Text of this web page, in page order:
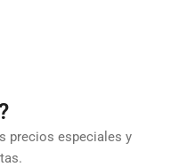
precios especiales y